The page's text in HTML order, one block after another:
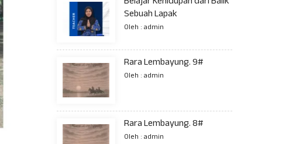
Sebuah Lapak
Oleh : admin
Rara Lembayung. 9#
Oleh : admin
Rara Lembayung. 8#
Oleh : admin